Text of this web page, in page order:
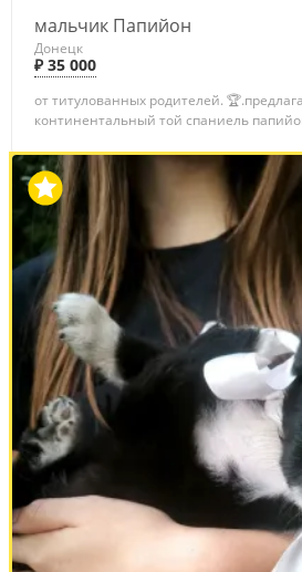
мальчик Папийон
Донецк
₽ 35 000
от титулованных родителей.
континентальный той спаниель